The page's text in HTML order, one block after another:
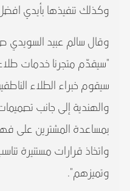
وكذلك تنفيذها بأيدي
وقال سالم عبيد السويدي
"سيقدّم متجرنا خدمات
سيقوم خبراء الطلاء
والهندية إلى جانب
بمساعدة المشترين على
واتخاذ قرارات مستنيرة
وتميزهم".